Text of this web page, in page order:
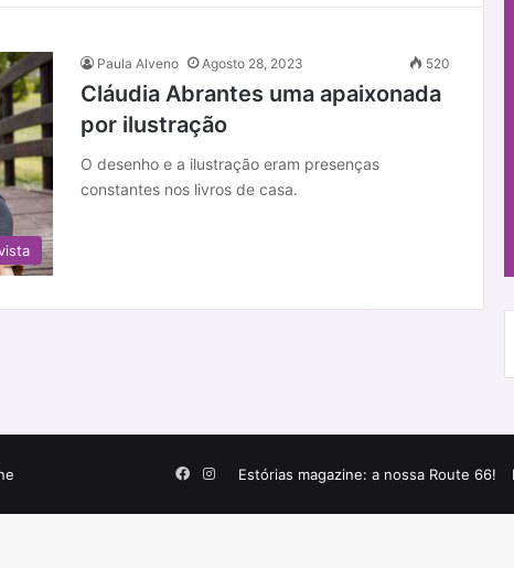
Paula Alveno Agosto 28, 2023 520
Cláudia Abrantes uma apaixonada
por ilustração
O desenho e a ilustração eram presenças
constantes nos livros de casa.
Estórias magazine: a nossa Route 66!
Facebook
Instagram